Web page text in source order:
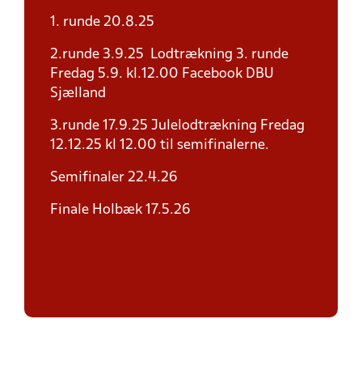
1. runde 20.8.25
2.runde 3.9.25 Lodtrækning 3. runde
Fredag 5.9. kl.12.00 Facebook DBU
Sjælland
3.runde 17.9.25 Julelodtrækning Fredag
12.12.25 kl 12.00 til semifinalerne.
Semifinaler 22.4.26
Finale Holbæk 17.5.26